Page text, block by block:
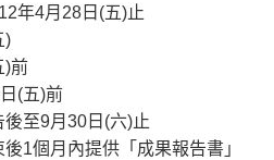
年4月28日(五)止
)
)前
(五)前
至9月30日(六)止
1個月內提供「成果報告書」